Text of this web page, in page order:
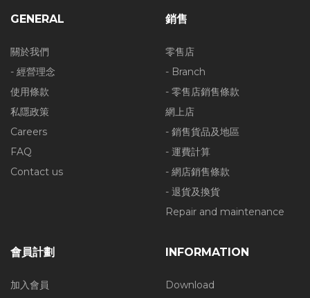
GENERAL
關於我們
- 經營理念
使用條款
私隱政策
Careers
FAQ
Contact us
銷售
零售店
- Branch
- 零售店銷售條款
網上店
- 銷售貨品及地區
- 運費計算
- 網店銷售條款
- 退貨及換貨
Repair and maintenance
會員計劃
加入會員
INFORMATION
Download